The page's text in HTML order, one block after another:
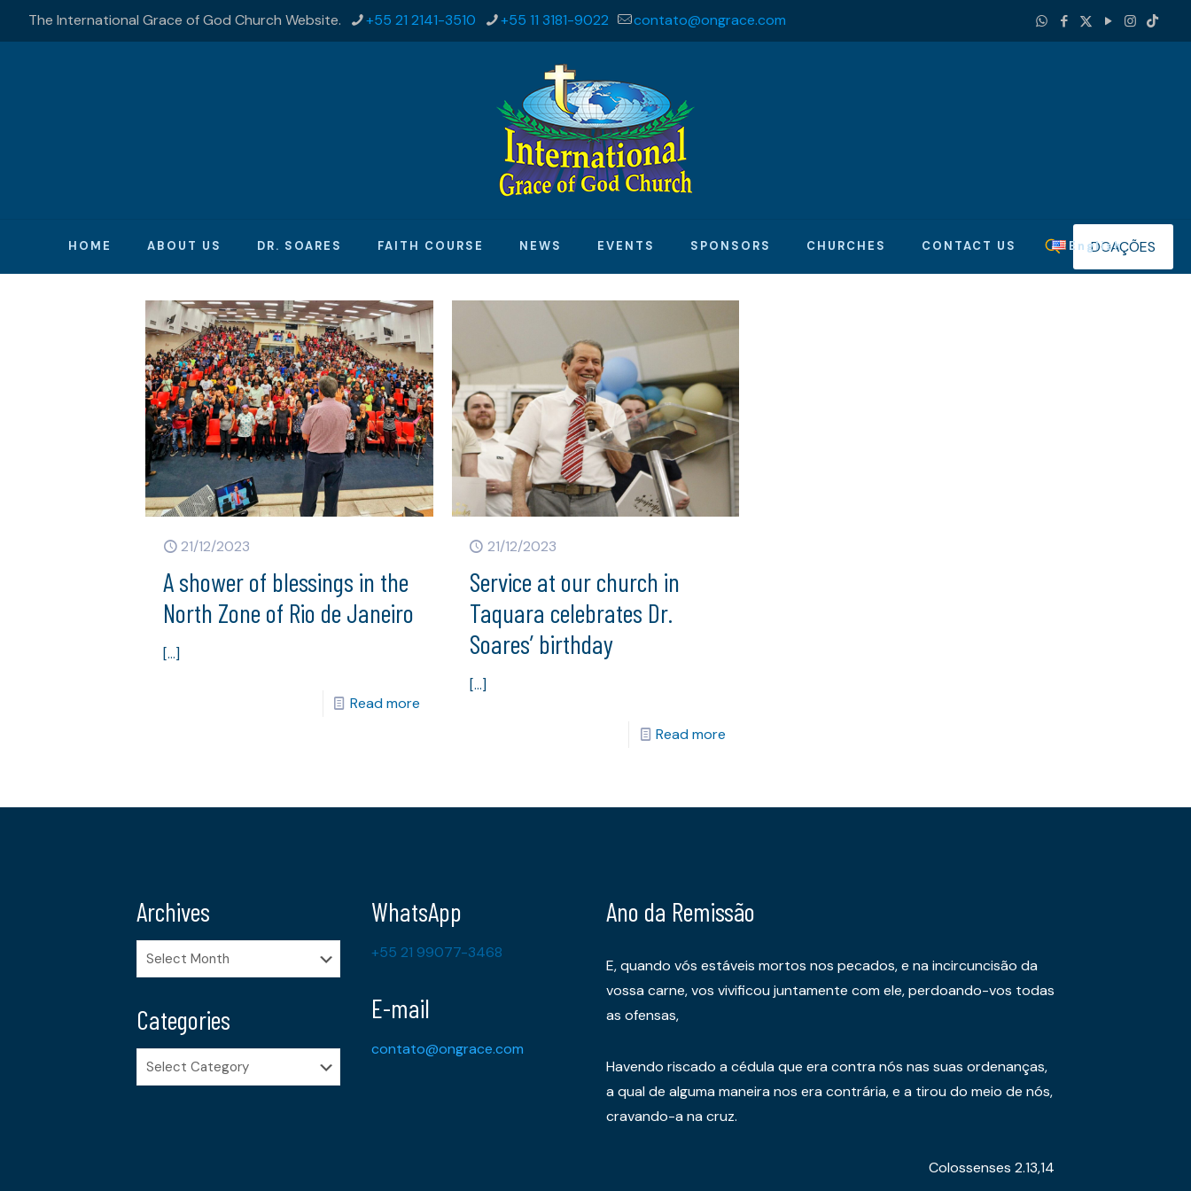
The International Grace of God Church Website. +55 21 2141-3510 +55 11 3181-9022 contato@ongrace.com
HOME ABOUT US DR. SOARES FAITH COURSE NEWS EVENTS SPONSORS CHURCHES CONTACT US English
DOAÇÕES
21/12/2023
A shower of blessings in the
North Zone of Rio de Janeiro
[…]
Read more
21/12/2023
Service at our church in
Taquara celebrates Dr.
Soares’ birthday
[…]
Read more
Archives
Archives
Categories
Categories
WhatsApp
+55 21 99077-3468
E-mail
contato@ongrace.com
Ano da Remissão
E, quando vós estáveis mortos nos pecados, e na incircuncisão da
vossa carne, vos vivificou juntamente com ele, perdoando-vos todas
as ofensas,
Havendo riscado a cédula que era contra nós nas suas ordenanças,
a qual de alguma maneira nos era contrária, e a tirou do meio de nós,
cravando-a na cruz.
Colossenses 2.13,14